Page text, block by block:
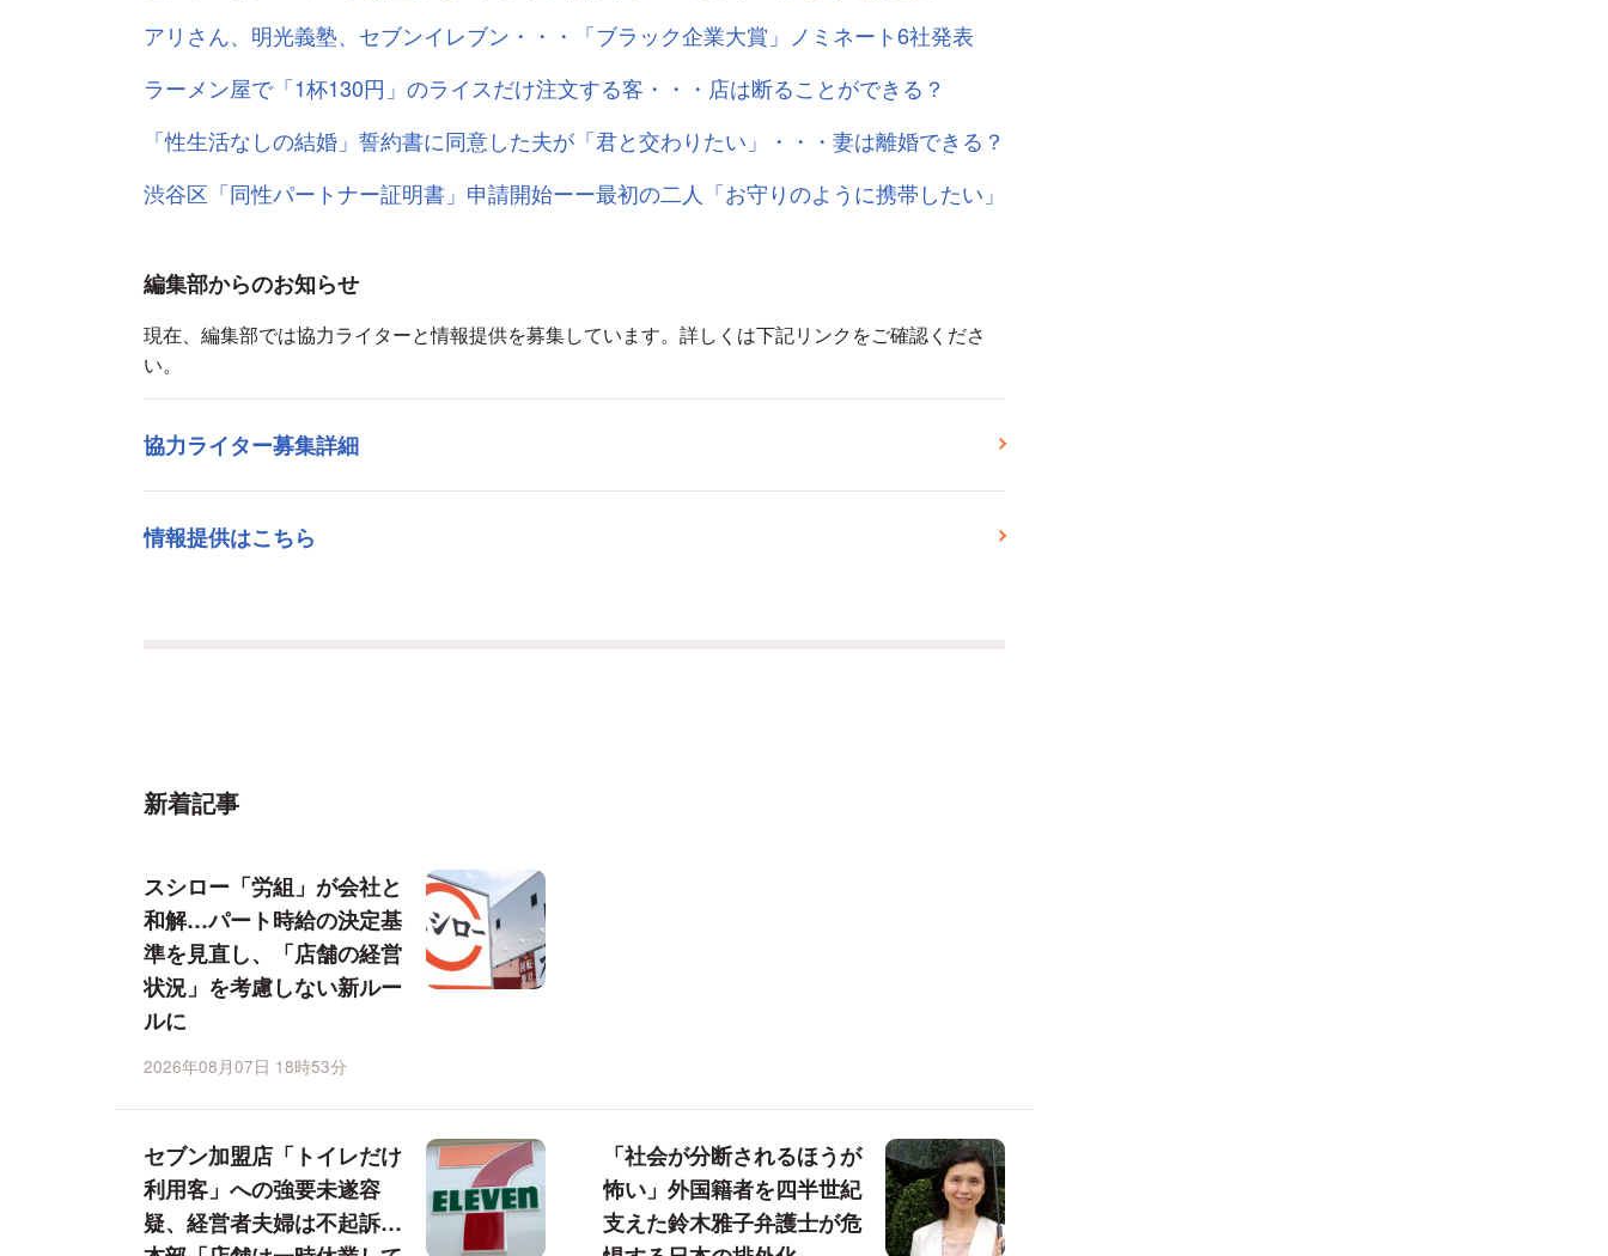
アリさん、明光義塾、セブンイレブン・・・「ブラック企業大賞」ノミネート6社発表
ラーメン屋で「1杯130円」のライスだけ注文する客・・・店は断ることができる？
「性生活なしの結婚」誓約書に同意した夫が「君と交わりたい」・・・妻は離婚できる？
渋谷区「同性パートナー証明書」申請開始ーー最初の二人「お守りのように携帯したい」
編集部からのお知らせ
現在、編集部では協力ライターと情報提供を募集しています。詳しくは下記リンクをご確認くださ
い。
協力ライター募集詳細
情報提供はこちら
新着記事
スシロー「労組」が会社と
和解…パート時給の決定基
準を見直し、「店舗の経営
状況」を考慮しない新ルー
ルに
2026年08月07日 18時53分
セブン加盟店「トイレだけ
利用客」への強要未遂容
疑、経営者夫婦は不起訴…
「社会が分断されるほうが
怖い」外国籍者を四半世紀
支えた鈴木雅子弁護士が危